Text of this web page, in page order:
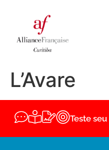
L’Avare
Teste